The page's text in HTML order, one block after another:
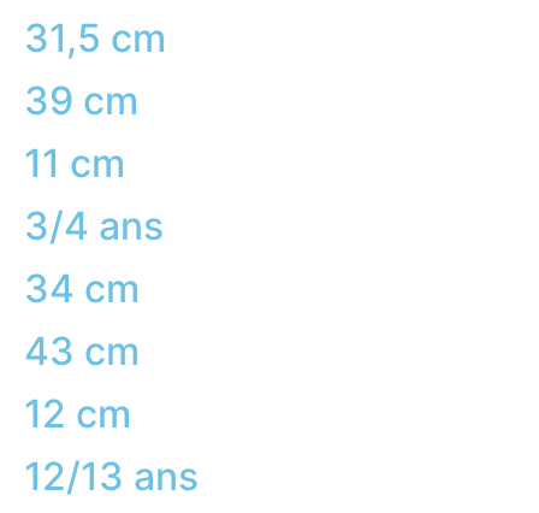
31,5 cm
39 cm
11 cm
3/4 ans
34 cm
43 cm
12 cm
12/13 ans